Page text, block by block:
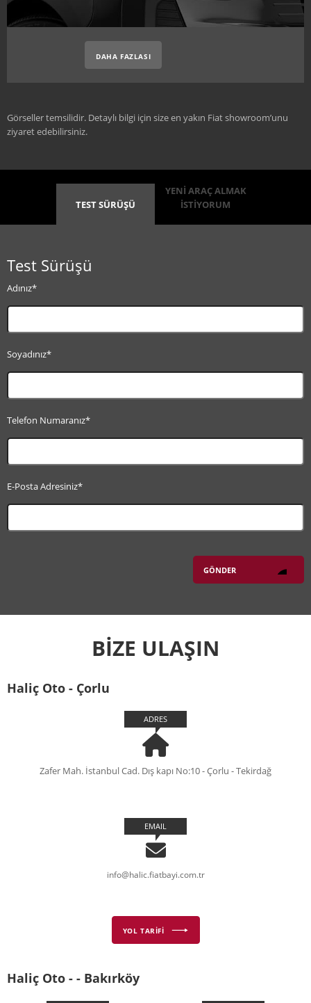
DAHA FAZLASI
Görseller temsilidir. Detaylı bilgi için size en yakın Fiat showroom’unu
ziyaret edebilirsiniz.
TEST SÜRÜŞÜ
YENİ ARAÇ ALMAK
İSTİYORUM
Test Sürüşü
Adınız*
Soyadınız*
Telefon Numaranız*
E-Posta Adresiniz*
BİZE ULAŞIN
Haliç Oto - Çorlu
ADRES
Zafer Mah. İstanbul Cad. Dış kapı No:10 - Çorlu - Tekirdağ
EMAIL
info@halic.fiatbayi.com.tr
YOL TARİFİ
Haliç Oto - - Bakırköy